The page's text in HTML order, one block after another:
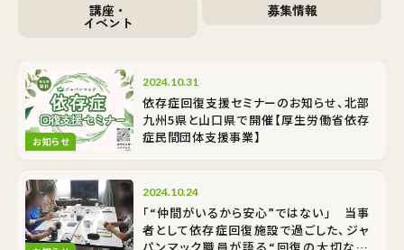
講座・
イベント
募集情報
お知らせ
2024.10.31
依存症回復支援セミナーのお知らせ、北部
九州5県と山口県で開催【厚生労働省依存
症民間団体支援事業】
2024.10.24
「“仲間がいるから安心”ではない」 当事
者として依存症回復施設で過ごした、ジャ